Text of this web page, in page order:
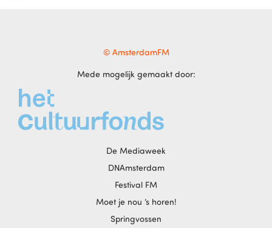
© AmsterdamFM
Mede mogelijk gemaakt door:
De Mediaweek
DNAmsterdam
Festival FM
Moet je nou ‘s horen!
Springvossen